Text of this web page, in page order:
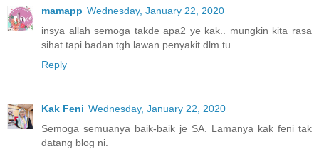
mamapp Wednesday, January 22, 2020
insya allah semoga takde apa2 ye kak.. mungkin kita rasa
sihat tapi badan tgh lawan penyakit dlm tu..
Reply
Kak Feni Wednesday, January 22, 2020
Semoga semuanya baik-baik je SA. Lamanya kak feni tak
datang blog ni.